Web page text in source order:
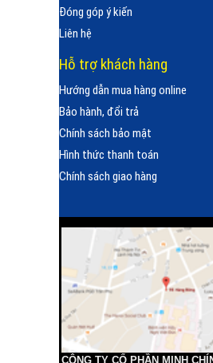
Đóng góp ý kiến
Liên hệ
Hỗ trợ khách hàng
Hướng dẫn mua hàng online
Bảo hành, đổi trả
Chính sách bảo mật
Hình thức thanh toán
Chính sách giao hàng
CÔNG TY CỔ PHẦN MINH